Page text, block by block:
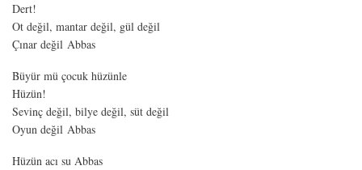
Dert!
Ot değil, mantar değil, gül değil
Çınar değil Abbas
Büyür mü çocuk hüzünle
Hüzün!
Sevinç değil, bilye değil, süt değil
Oyun değil Abbas
Hüzün acı su Abbas